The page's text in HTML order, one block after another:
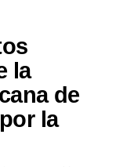
impulsar
de nuestra
Quedó
vamos a seguir
de ATE
la
de
la